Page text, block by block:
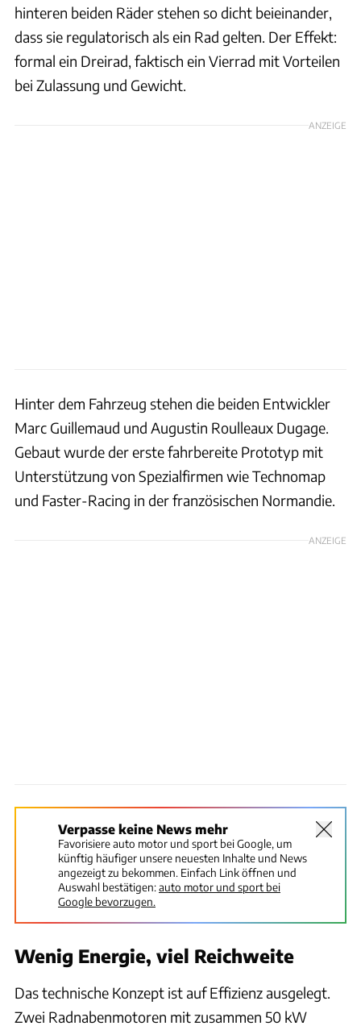
hinteren beiden Räder stehen so dicht beieinander,
dass sie regulatorisch als ein Rad gelten. Der Effekt:
formal ein Dreirad, faktisch ein Vierrad mit Vorteilen
bei Zulassung und Gewicht.
ANZEIGE
Hinter dem Fahrzeug stehen die beiden Entwickler
Marc Guillemaud und Augustin Roulleaux Dugage.
Gebaut wurde der erste fahrbereite Prototyp mit
Unterstützung von Spezialfirmen wie Technomap
und Faster-Racing in der französischen Normandie.
ANZEIGE
Verpasse keine News mehr
Favorisiere auto motor und sport bei Google, um
künftig häufiger unsere neuesten Inhalte und News
angezeigt zu bekommen. Einfach Link öffnen und
Auswahl bestätigen:auto motor und sport bei
Google bevorzugen.
Wenig Energie, viel Reichweite
Das technische Konzept ist auf Effizienz ausgelegt.
Zwei Radnabenmotoren mit zusammen 50 kW